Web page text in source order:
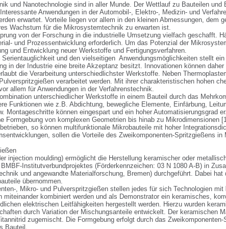
und Nanotechnologie sind in aller Munde. Der Wettlauf zu Bauteilen und
Anwendungen in der Automobil-, Elektro-, Medizin- und
erwartet. Vorteile liegen vor allem in den kleinen Abmessungen, dem
Wachstum für die Mikrosystemtechnik zu erwarten ist.
von der Forschung in die industrielle Umsetzung vielfach geschafft.
und Prozessentwicklung erforderlich. Um das Potenzial der
und Entwicklung neuer Werkstoffe und Fertigungsverfahren.
und den vielseitigen  Anwendungsmöglichkeiten stellt
in der Industrie eine breite Akzeptanz besitzt. Innovationen können
die Verarbeitung unterschiedlichster Werkstoffe. Neben
verarbeitet werden. Mit ihrer charakteristischen hohen
allem für Anwendungen in der Verfahrenstechnik.
unterschiedlicher Werkstoffe in einem Bauteil durch das
Funktionen wie z.B. Abdichtung, bewegliche Elemente, Einfärbung,
Montageschritte können eingespart und ein hoher Automatisierungsgrad
Formgebung von komplexen Geometrien bis hinab zu Mikrodimensionen
so können multifunktionale Mikrobauteile mit hoher
sollen die Vorteile des Zweikomponenten-Spritzgießens
injection moulding) ermöglicht die Herstellung keramischer oder
Institutverbundprojektes (Förderkennzeichen: 03 N 1080 A-B) in
und angewandte Materialforschung, Bremen) durchgeführt. Dabei
übernommen.
, Mikro- und Pulverspritzgießen stellen jedes für sich Technologien mit
miteinander kombiniert werden und als Demonstrator ein keramisches,
elektrischen Leitfähigkeiten hergestellt werden. Hierzu wurden
durch Variation der Mischungsanteile entwickelt. Der keramischen
zugemischt. Die Formgebung erfolgt durch das
Bauteil.